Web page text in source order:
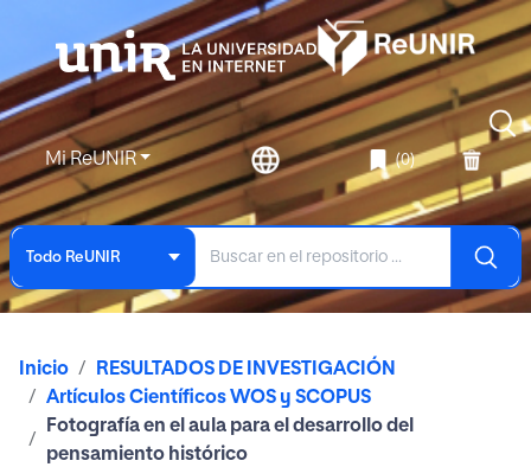
Mi ReUNIR (0)
Todo ReUNIR
Inicio
RESULTADOS DE INVESTIGACIÓN
Artículos Científicos WOS y SCOPUS
Fotografía en el aula para el desarrollo del
pensamiento histórico